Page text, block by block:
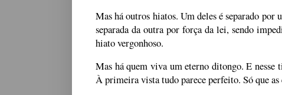
Mas há outros hiatos. Um deles é separado por
separada da outra por força da lei, sendo
hiato vergonhoso.
Mas há quem viva um eterno ditongo. E nesse
À primeira vista tudo parece perfeito. Só que as